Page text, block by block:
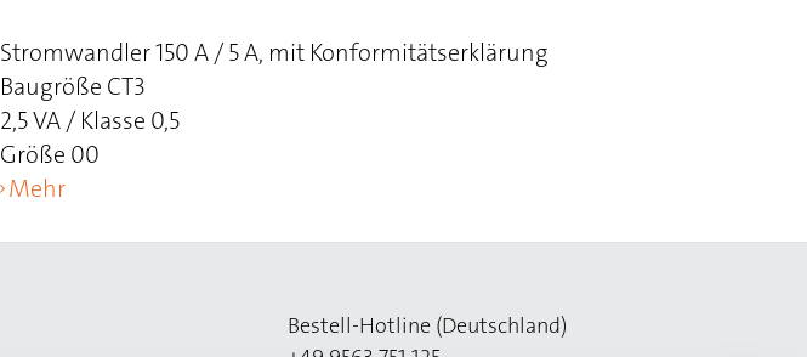
Stromwandler 150 A / 5 A, mit Konformitätserklärung
Baugröße CT3
2,5 VA / Klasse 0,5
Größe 00
Mehr
Bestell-Hotline (Deutschland)